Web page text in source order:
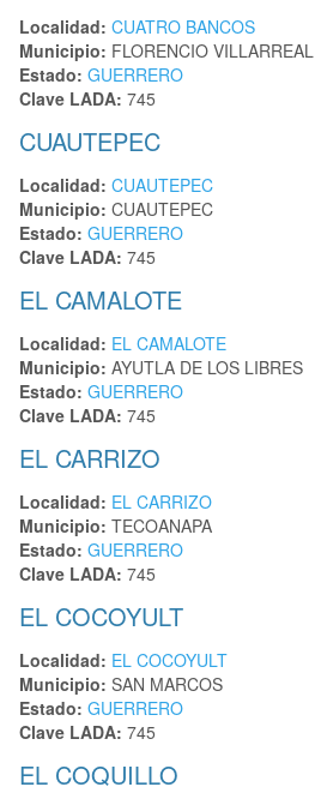
Localidad: CUATRO BANCOS
Municipio: FLORENCIO VILLARREAL
Estado: GUERRERO
Clave LADA: 745
CUAUTEPEC
Localidad: CUAUTEPEC
Municipio: CUAUTEPEC
Estado: GUERRERO
Clave LADA: 745
EL CAMALOTE
Localidad: EL CAMALOTE
Municipio: AYUTLA DE LOS LIBRES
Estado: GUERRERO
Clave LADA: 745
EL CARRIZO
Localidad: EL CARRIZO
Municipio: TECOANAPA
Estado: GUERRERO
Clave LADA: 745
EL COCOYULT
Localidad: EL COCOYULT
Municipio: SAN MARCOS
Estado: GUERRERO
Clave LADA: 745
EL COQUILLO